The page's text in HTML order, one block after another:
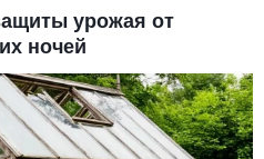
урожая от
ночей